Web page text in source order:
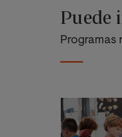
Puede
Programas